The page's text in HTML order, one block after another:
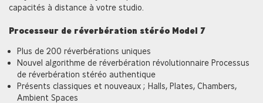
capacités à distance à votre studio.
Processeur de réverbération stéréo Model 7
Plus de 200 réverbérations uniques
Nouvel algorithme de réverbération révolutionnaire Processus
de réverbération stéréo authentique
Présents classiques et nouveaux ; Halls, Plates, Chambers,
Ambient Spaces